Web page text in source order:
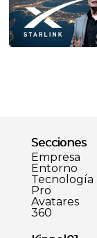
Secciones
Empresa
Entorno
Tecnología
Pro
Avatares
360